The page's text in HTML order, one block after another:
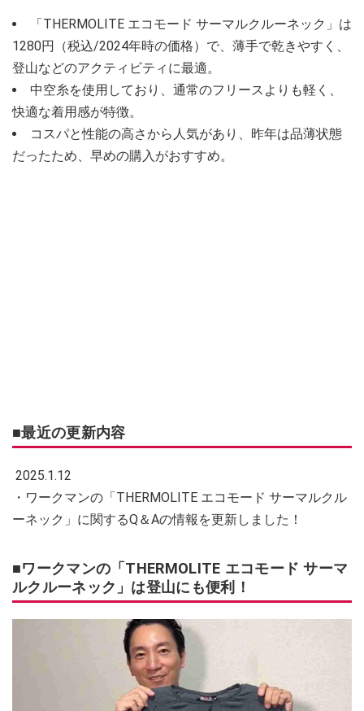
「THERMOLITE エコモード サーマルクルーネック」は
1280円（税込/2024年時の価格）で、薄手で乾きやすく、
登山などのアクティビティに最適。
中空糸を使用しており、通常のフリースよりも軽く、
快適な着用感が特徴。
コスパと性能の高さから人気があり、昨年は品薄状態
だったため、早めの購入がおすすめ。
■最近の更新内容
2025.1.12
・ワークマンの「THERMOLITE エコモード サーマルクル
ーネック」に関するQ＆Aの情報を更新しました！
■ワークマンの「THERMOLITE エコモード サーマ
ルクルーネック」は登山にも便利！